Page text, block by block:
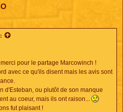
pour le partage Marcowinch !
avec ce qu'ils disent mais les avis sont
d'Esteban, ou plutôt de son manque
au coeur, mais ils ont raison...
fut plaisant !